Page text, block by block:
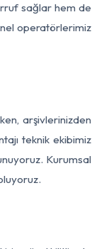
sağlar hem de
operatörlerimiz
arşivlerinizden
teknik ekibimiz
Kurumsal